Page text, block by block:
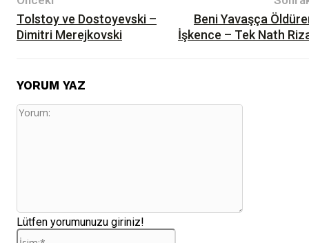
Tolstoy ve Dostoyevski –
Dimitri Merejkovski
Beni Yavaşça
İşkence – Tek Nath
YORUM YAZ
Yorum:
Lütfen yorumunuzu giriniz!
İsim:*